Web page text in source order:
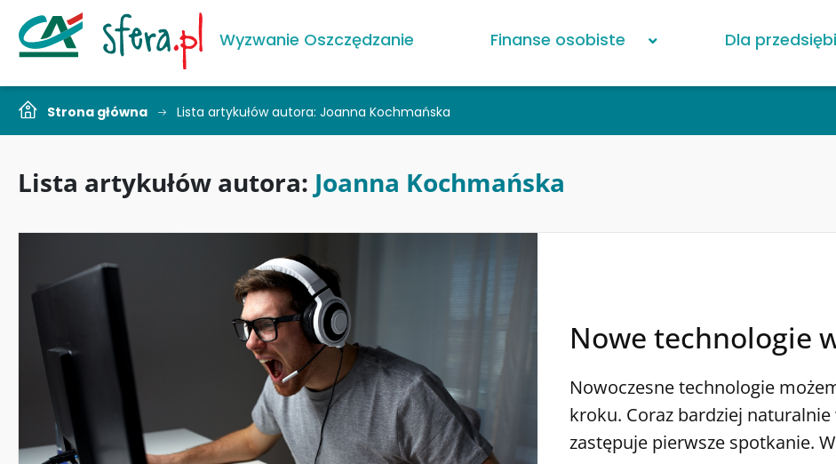
Wyzwanie Oszczędzanie Finanse osobiste Dla
Strona główna Lista artykułów autora: Joanna Kochmańska
Lista artykułów autora: Joanna Kochmańska
Nowe technologie
Nowoczesne technologie
kroku. Coraz bardziej
zastępuje pierwsze spotkanie.